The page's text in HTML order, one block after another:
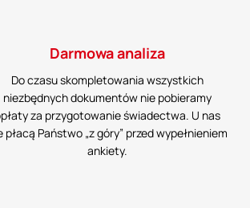
Darmowa analiza
Do czasu skompletowania wszystkich
niezbędnych dokumentów nie pobieramy
za przygotowanie świadectwa. U nas
płacą Państwo „z góry” przed wypełnieniem
ankiety.